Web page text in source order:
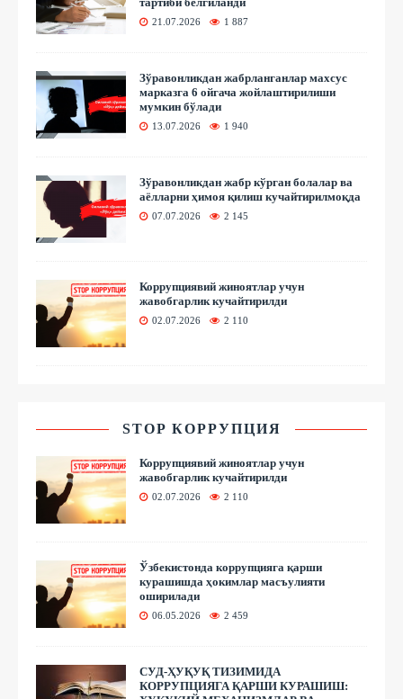
21.07.2026 1 887
Зўравонликдан жабрланганлар махсус
марказга 6 ойгача жойлаштирилиши
мумкин бўлади
13.07.2026 1 940
Зўравонликдан жабр кўрган болалар ва
аёлларни ҳимоя қилиш кучайтирилмоқда
07.07.2026 2 145
Коррупциявий жиноятлар учун
жавобгарлик кучайтирилди
02.07.2026 2 110
STOP КОРРУПЦИЯ
Коррупциявий жиноятлар учун
жавобгарлик кучайтирилди
02.07.2026 2 110
Ўзбекистонда коррупцияга қарши
курашишда ҳокимлар масъулияти
оширилади
06.05.2026 2 459
СУД-ҲУҚУҚ ТИЗИМИДА
КОРРУПЦИЯГА ҚАРШИ КУРАШИШ: